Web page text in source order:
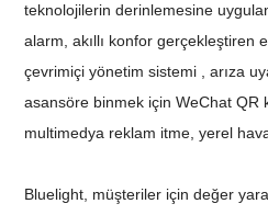
teknolojilerin derinlemesine
alarm, akıllı konfor gerçekleştiren
çevrimiçi yönetim sistemi , arıza
asansöre binmek için WeChat QR
multimedya reklam itme, yerel
Bluelight, müşteriler için değer